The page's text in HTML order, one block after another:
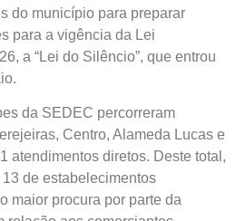
do município para preparar
para a vigência da Lei
a “Lei do Silêncio”, que entrou
da SEDEC percorreram
Centro, Alameda Lucas e
atendimentos diretos. Deste total,
de estabelecimentos
maior procura por parte da